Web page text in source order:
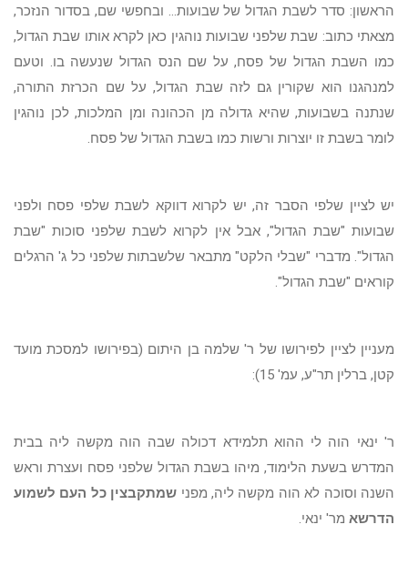
הראשון: סדר לשבת הגדול של שבועות... ובחפשי שם, בסדור הנזכר,
מצאתי כתוב: שבת שלפני שבועות נוהגין כאן לקרא אותו שבת הגדול,
כמו השבת הגדול של פסח, על שם הנס הגדול שנעשה בו. וטעם
למנהגנו הוא שקורין גם לזה שבת הגדול, על שם הכרזת התורה,
שנתנה בשבועות, שהיא גדולה מן הכהונה ומן המלכות, לכן נוהגין
לומר בשבת זו יוצרות ורשות כמו בשבת הגדול של פסח.
יש לציין שלפי הסבר זה, יש לקרוא דווקא לשבת שלפי פסח ולפני
שבועות "שבת הגדול", אבל אין לקרוא לשבת שלפני סוכות "שבת
הגדול". מדברי "שבלי הלקט" מתבאר שלשבתות שלפני כל ג' הרגלים
קוראים "שבת הגדול".
מעניין לציין לפירושו של ר' שלמה בן היתום (בפירושו למסכת מועד
קטן, ברלין תר"ע, עמ' 15):
ר' ינאי הוה לי ההוא תלמידא דכולה שבה הוה מקשה ליה בבית
המדרש בשעת הלימוד, מיהו בשבת הגדול שלפני פסח ועצרת וראש
השנה וסוכה לא הוה מקשה ליה, מפני שמתקבצין כל העם לשמוע
הדרשא מר' ינאי.